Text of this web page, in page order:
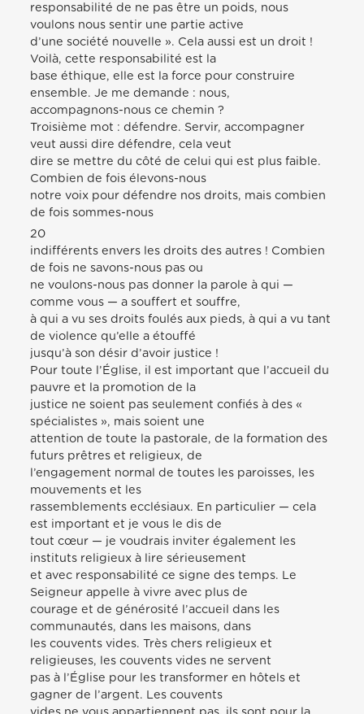
responsabilité de ne pas être un poids, nous
voulons nous sentir une partie active
d’une société nouvelle ». Cela aussi est un droit !
Voilà, cette responsabilité est la
base éthique, elle est la force pour construire
ensemble. Je me demande : nous,
accompagnons-nous ce chemin ?
Troisième mot : défendre. Servir, accompagner
veut aussi dire défendre, cela veut
dire se mettre du côté de celui qui est plus faible.
Combien de fois élevons-nous
notre voix pour défendre nos droits, mais combien
de fois sommes-nous
20
indifférents envers les droits des autres ! Combien
de fois ne savons-nous pas ou
ne voulons-nous pas donner la parole à qui —
comme vous — a souffert et souffre,
à qui a vu ses droits foulés aux pieds, à qui a vu tant
de violence qu’elle a étouffé
jusqu’à son désir d’avoir justice !
Pour toute l’Église, il est important que l’accueil du
pauvre et la promotion de la
justice ne soient pas seulement confiés à des «
spécialistes », mais soient une
attention de toute la pastorale, de la formation des
futurs prêtres et religieux, de
l’engagement normal de toutes les paroisses, les
mouvements et les
rassemblements ecclésiaux. En particulier — cela
est important et je vous le dis de
tout cœur — je voudrais inviter également les
instituts religieux à lire sérieusement
et avec responsabilité ce signe des temps. Le
Seigneur appelle à vivre avec plus de
courage et de générosité l’accueil dans les
communautés, dans les maisons, dans
les couvents vides. Très chers religieux et
religieuses, les couvents vides ne servent
pas à l’Église pour les transformer en hôtels et
gagner de l’argent. Les couvents